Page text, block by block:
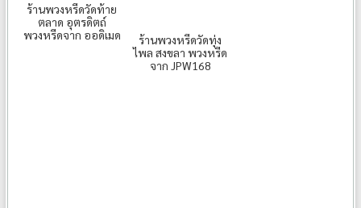
ร้านพวงหรีดวัดท้าย
ตลาด อุตรดิตถ์
พวงหรีดจาก ออดิเมด
ร้านพวงหรีดวัดทุ่ง
ไพล สงขลา พวงหรีด
จาก JPW168